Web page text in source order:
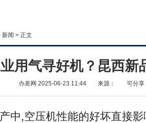
新闻 > 正文
用气寻好机？昆西新
办差网 2025-06-23 11:44 来源： 可分享
中,空压机性能的好坏直接